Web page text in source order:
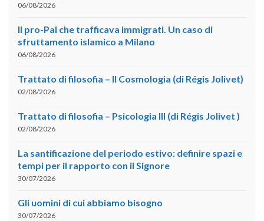
06/08/2026
Il pro-Pal che trafficava immigrati. Un caso di
sfruttamento islamico a Milano
06/08/2026
Trattato di filosofia – II Cosmologia (di Régis Jolivet)
02/08/2026
Trattato di filosofia – Psicologia III (di Régis Jolivet )
02/08/2026
La santificazione del periodo estivo: definire spazi e
tempi per il rapporto con il Signore
30/07/2026
Gli uomini di cui abbiamo bisogno
30/07/2026